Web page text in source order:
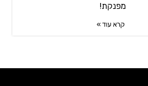
מפנקת!
קרא עוד »